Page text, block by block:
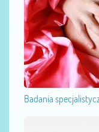
Badania